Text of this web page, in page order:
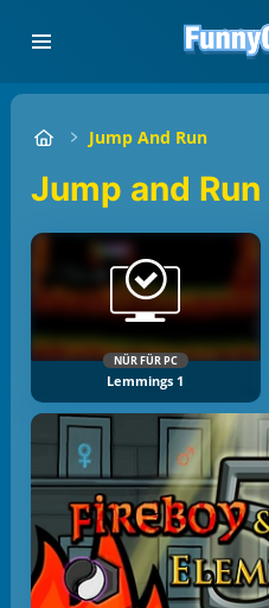
Jump And Run
Jump and Run
NÜR FÜR PC
Lemmings 1